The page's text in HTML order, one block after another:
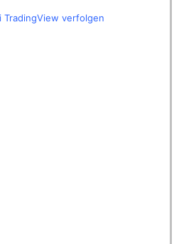
TradingView verfolgen